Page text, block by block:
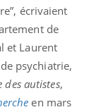
écrivaient
de
et Laurent
psychiatrie,
des autistes,
en mars